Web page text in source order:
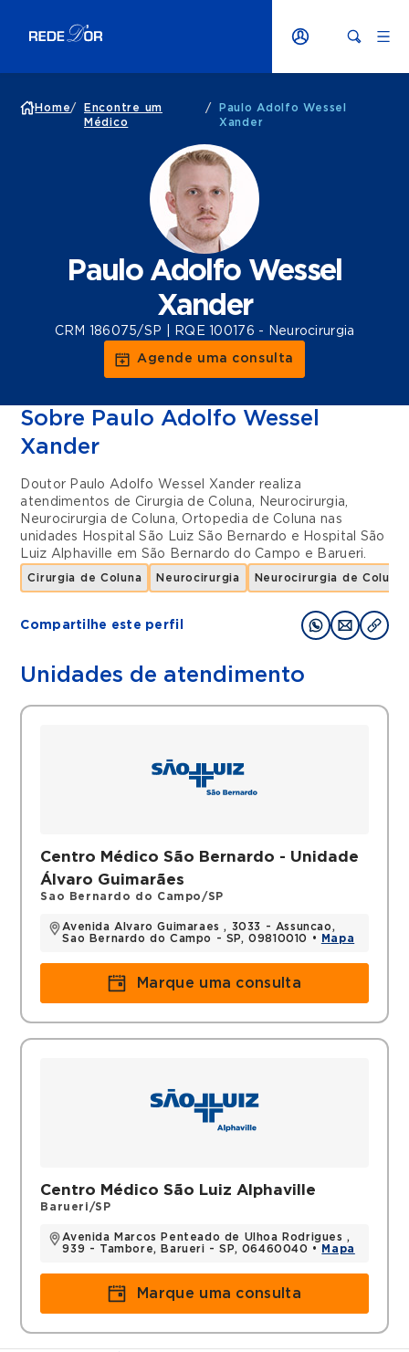
Home/
Encontre um
Médico
/
Paulo Adolfo Wessel
Xander
Paulo Adolfo Wessel
Xander
CRM 186075/SP | RQE 100176 - Neurocirurgia
Agende uma consulta
Sobre Paulo Adolfo Wessel
Xander
Doutor Paulo Adolfo Wessel Xander realiza
atendimentos de Cirurgia de Coluna, Neurocirurgia,
Neurocirurgia de Coluna, Ortopedia de Coluna nas
unidades
Hospital São Luiz São Bernardo e Hospital São
Luiz Alphaville em São Bernardo do Campo e Barueri.
Cirurgia de Coluna Neurocirurgia Neurocirurgia de Coluna
Compartilhe este perfil
Unidades de atendimento
Centro Médico São Bernardo - Unidade
Álvaro Guimarães
Sao Bernardo do Campo/SP
Avenida Alvaro Guimaraes , 3033 - Assuncao,
Sao Bernardo do Campo - SP, 09810010 •
Mapa
Marque uma consulta
Centro Médico São Luiz Alphaville
Barueri/SP
Avenida Marcos Penteado de Ulhoa Rodrigues ,
939 - Tambore, Barueri - SP, 06460040 •
Mapa
Marque uma consulta